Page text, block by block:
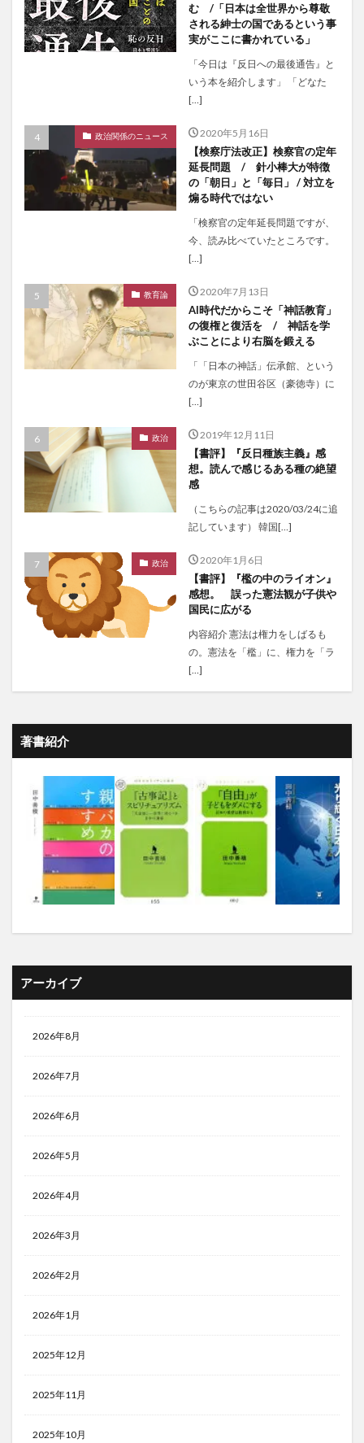
む /「日本は全世界から尊敬
される紳士の国であるという事
実がここに書かれている」
「今日は『反日への最後通告』と
いう本を紹介します」 「どなた
[…]
政治関係のニュース 2020年5月16日
【検察庁法改正】検察官の定年
延長問題 / 針小棒大が特徴
の「朝日」と「毎日」 / 対立を
煽る時代ではない
「検察官の定年延長問題ですが、
今、読み比べていたところです。
[…]
教育論 2020年7月13日
AI時代だからこそ「神話教育」
の復権と復活を / 神話を学
ぶことにより右脳を鍛える
「「日本の神話」伝承館、という
のが東京の世田谷区（豪徳寺）に
[…]
政治 2019年12月11日
【書評】『反日種族主義』感
想。読んで感じるある種の絶望
感
（こちらの記事は2020/03/24に追
記しています） 韓国[…]
政治 2020年1月6日
【書評】『檻の中のライオン』
感想。 誤った憲法観が子供や
国民に広がる
内容紹介 憲法は権力をしばるも
の。憲法を「檻」に、権力を「ラ
[…]
著書紹介
アーカイブ
2026年8月
2026年7月
2026年6月
2026年5月
2026年4月
2026年3月
2026年2月
2026年1月
2025年12月
2025年11月
2025年10月